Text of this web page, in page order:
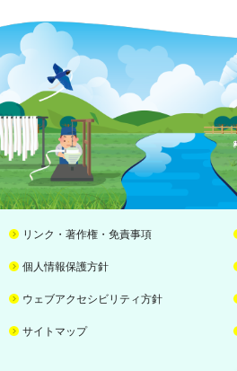
リンク・著作権・免責事項
個人情報保護方針
ウェブアクセシビリティ方針
サイトマップ